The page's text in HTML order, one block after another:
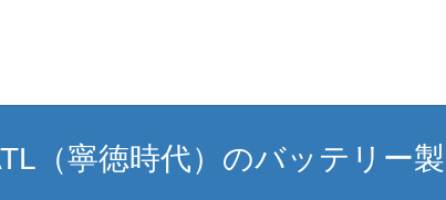
（寧徳時代）のバッテリー